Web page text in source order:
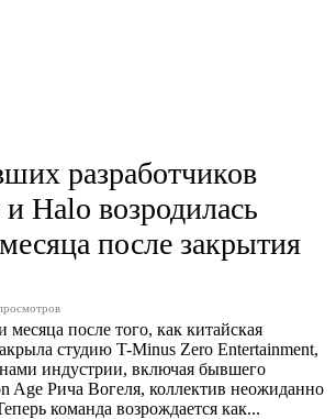
разработчиков
Halo возродилась
после закрытия
месяца после того, как китайская
студию T-Minus Zero Entertainment,
индустрии, включая бывшего
Age Рича Вогеля, коллектив неожиданно
команда возрождается как...